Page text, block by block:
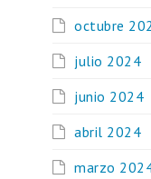
octubre
julio 2024
junio 2024
abril 2024
marzo